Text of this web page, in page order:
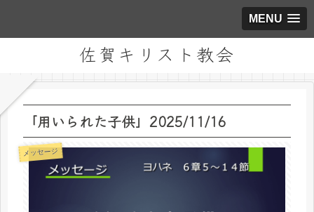
MENU
佐賀キリスト教会
「用いられた子供」2025/11/16
メッセージ